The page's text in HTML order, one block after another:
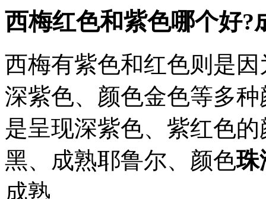
西梅红色和紫色哪个好?
西梅有紫色和红色则是
深紫色、颜色金色等多
是呈现深紫色、紫红色
黑、成熟耶鲁尔、颜色珠
成熟